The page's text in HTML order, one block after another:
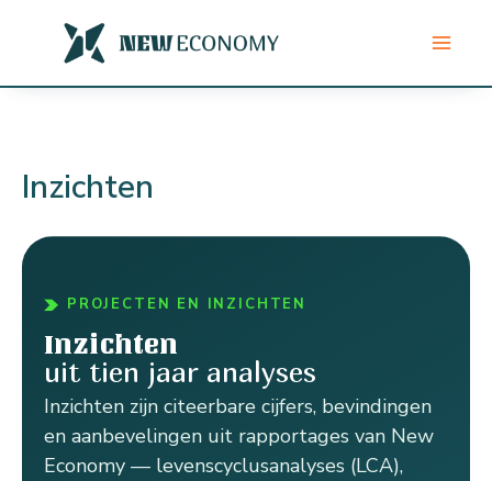
de
Inzichten
PROJECTEN EN INZICHTEN
Inzichten
uit tien jaar analyses
Inzichten zijn citeerbare cijfers, bevindingen
en aanbevelingen uit rapportages van New
Economy — levenscyclusanalyses (LCA),